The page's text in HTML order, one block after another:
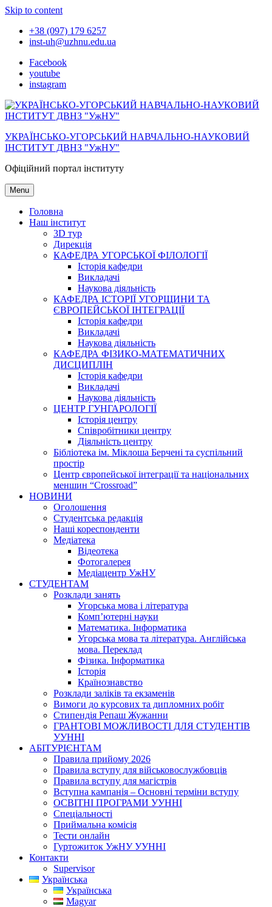
Skip to content
+38 (097) 179 6257
inst-uh@uzhnu.edu.ua
Facebook
youtube
instagram
УКРАЇНСЬКО-УГОРСЬКИЙ НАВЧАЛЬНО-НАУКОВИЙ
ІНСТИТУТ ДВНЗ "УжНУ"
Офіційний портал інституту
Menu
Головна
Наш інститут
3D тур
Дирекція
КАФЕДРА УГОРСЬКОЇ ФІЛОЛОГІЇ
Історія кафедри
Викладачі
Наукова діяльність
КАФЕДРА ІСТОРІЇ УГОРЩИНИ ТА
ЄВРОПЕЙСЬКОЇ ІНТЕГРАЦІЇ
Історія кафедри
Викладачі
Наукова діяльність
КАФЕДРА ФІЗИКО-МАТЕМАТИЧНИХ
ДИСЦИПЛІН
Історія кафедри
Викладачі
Наукова діяльність
ЦЕНТР ГУНГАРОЛОГІЇ
Історія центру
Співробітники центру
Діяльність центру
Бібліотека ім. Міклоша Берчені та суспільний
простір
Центр європейської інтеграції та національних
меншин “Crossroad”
НОВИНИ
Оголошення
Студентська редакція
Наші кореспонденти
Медіатека
Відеотека
Фотогалерея
Медіацентр УжНУ
СТУДЕНТАМ
Розклади занять
Угорська мова і література
Комп’ютерні науки
Математика. Інформатика
Угорська мова та література. Англійська
мова. Переклад
Фізика. Інформатика
Історія
Країнознавство
Розклади заліків та екзаменів
Вимоги до курсових та дипломних робіт
Стипендія Репаш Жужанни
ГРАНТОВІ МОЖЛИВОСТІ ДЛЯ СТУДЕНТІВ
УУННІ
АБІТУРІЄНТАМ
Правила прийому 2026
Правила вступу для військовослужбовців
Правила вступу для магістрів
Вступна кампанія – Основні терміни вступу
ОСВІТНІ ПРОГРАМИ УУННІ
Спеціальності
Приймальна комісія
Тести онлайн
Гуртожиток УжНУ УУННІ
Контакти
Supervisor
Українська
Українська
Magyar